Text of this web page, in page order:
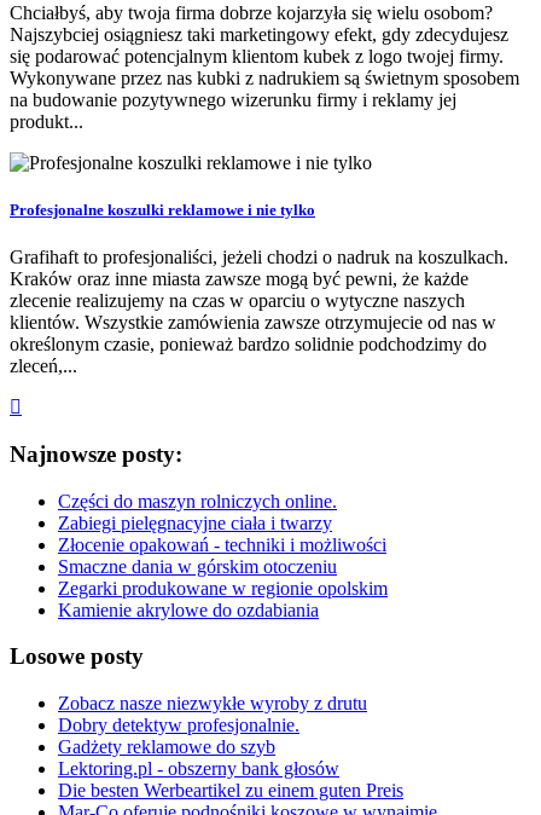
Chciałbyś, aby twoja firma dobrze kojarzyła się wielu osobom?
Najszybciej osiągniesz taki marketingowy efekt, gdy zdecydujesz
się podarować potencjalnym klientom kubek z logo twojej firmy.
Wykonywane przez nas kubki z nadrukiem są świetnym sposobem
na budowanie pozytywnego wizerunku firmy i reklamy jej
produkt...
Profesjonalne koszulki reklamowe i nie tylko
Grafihaft to profesjonaliści, jeżeli chodzi o nadruk na koszulkach.
Kraków oraz inne miasta zawsze mogą być pewni, że każde
zlecenie realizujemy na czas w oparciu o wytyczne naszych
klientów. Wszystkie zamówienia zawsze otrzymujecie od nas w
określonym czasie, ponieważ bardzo solidnie podchodzimy do
zleceń,...
Najnowsze posty:
Części do maszyn rolniczych online.
Zabiegi pielęgnacyjne ciała i twarzy
Złocenie opakowań - techniki i możliwości
Smaczne dania w górskim otoczeniu
Zegarki produkowane w regionie opolskim
Kamienie akrylowe do ozdabiania
Losowe posty
Zobacz nasze niezwykłe wyroby z drutu
Dobry detektyw profesjonalnie.
Gadżety reklamowe do szyb
Lektoring.pl - obszerny bank głosów
Die besten Werbeartikel zu einem guten Preis